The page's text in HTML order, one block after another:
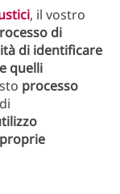
, il vostro
di
di identificare
quelli
processo